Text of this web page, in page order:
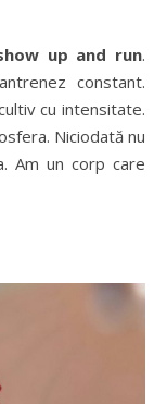
up and run.
constant.
cu intensitate.
Niciodată nu
Am un corp care